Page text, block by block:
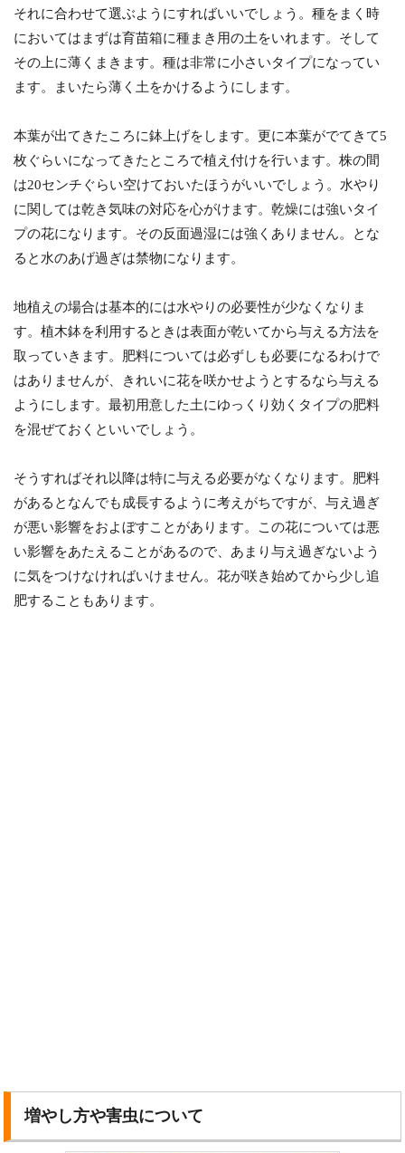
それに合わせて選ぶようにすればいいでしょう。種をまく時
においてはまずは育苗箱に種まき用の土をいれます。そして
その上に薄くまきます。種は非常に小さいタイプになってい
ます。まいたら薄く土をかけるようにします。
本葉が出てきたころに鉢上げをします。更に本葉がでてきて5
枚ぐらいになってきたところで植え付けを行います。株の間
は20センチぐらい空けておいたほうがいいでしょう。水やり
に関しては乾き気味の対応を心がけます。乾燥には強いタイ
プの花になります。その反面過湿には強くありません。とな
ると水のあげ過ぎは禁物になります。
地植えの場合は基本的には水やりの必要性が少なくなりま
す。植木鉢を利用するときは表面が乾いてから与える方法を
取っていきます。肥料については必ずしも必要になるわけで
はありませんが、きれいに花を咲かせようとするなら与える
ようにします。最初用意した土にゆっくり効くタイプの肥料
を混ぜておくといいでしょう。
そうすればそれ以降は特に与える必要がなくなります。肥料
があるとなんでも成長するように考えがちですが、与え過ぎ
が悪い影響をおよぼすことがあります。この花については悪
い影響をあたえることがあるので、あまり与え過ぎないよう
に気をつけなければいけません。花が咲き始めてから少し追
肥することもあります。
増やし方や害虫について